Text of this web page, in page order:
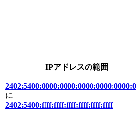
IPアドレスの範囲
に
2402:5400:ffff:ffff:ffff:ffff:ffff:ffff